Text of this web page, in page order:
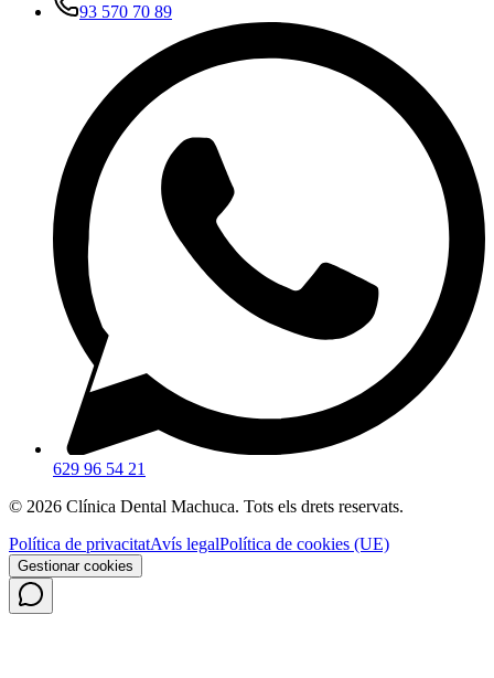
93 570 70 89
629 96 54 21
© 2026 Clínica Dental Machuca. Tots els drets reservats.
Política de privacitatAvís legalPolítica de cookies (UE)
Gestionar cookies